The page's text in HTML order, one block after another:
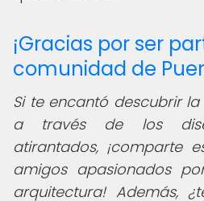
¡Gracias por ser
comunidad de
Si te encantó descubrir
a través de los
atirantados, ¡comparte
amigos apasionados
arquitectura! Además,